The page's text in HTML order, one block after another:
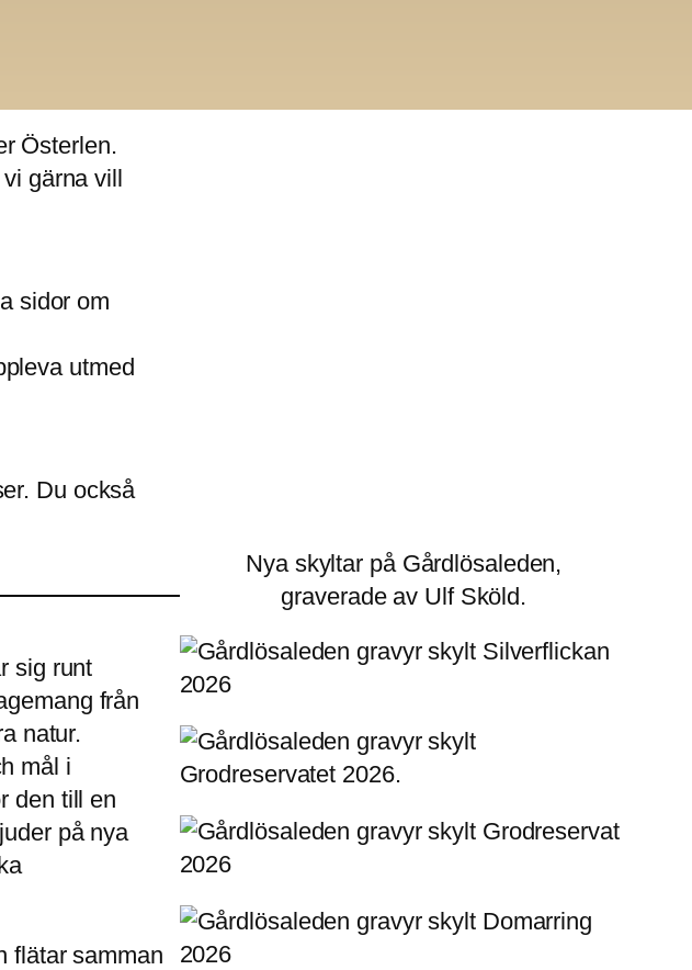
bybor har
Österlen.
gärna vill
sidor om
utmed
Du också
sig runt
från
natur.
mål i
den till en
på nya
flätar samman
Nya skyltar på Gårdlösaleden,
graverade av Ulf Sköld.